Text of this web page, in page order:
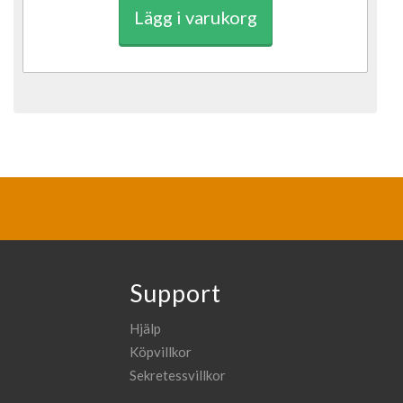
Lägg i varukorg
Support
Hjälp
Köpvillkor
Sekretessvillkor